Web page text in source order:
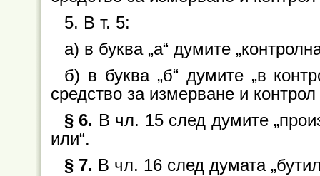
5. В т. 5:
а) в буква „а“ думите
б) в буква „б“ думите „в
средство за измерване и контрол
§ 6. В чл. 15 след думите
или“.
§ 7. В чл. 16 след думата